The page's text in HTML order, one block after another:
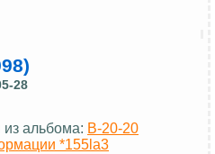
28
альбома: В-20-20
*155la3